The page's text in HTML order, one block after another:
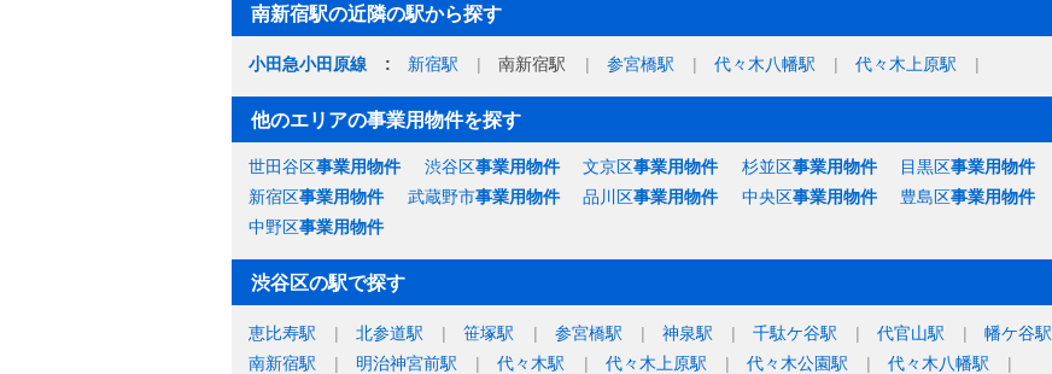
南新宿駅の近隣の駅から探す
小田急小田原線 新宿駅 南新宿駅 参宮橋駅 代々木八幡駅 代々木上原駅
他のエリアの事業用物件を探す
世田谷区事業用物件 渋谷区事業用物件 文京区事業用物件 杉並区事業用物件 目黒区事業用物件
新宿区事業用物件 武蔵野市事業用物件 品川区事業用物件 中央区事業用物件 豊島区事業用物件
中野区事業用物件
渋谷区の駅で探す
恵比寿駅 北参道駅 笹塚駅 参宮橋駅 神泉駅 千駄ケ谷駅 代官山駅 幡ケ谷駅
南新宿駅
明治神宮前駅 代々木駅 代々木上原駅 代々木公園駅 代々木八幡駅